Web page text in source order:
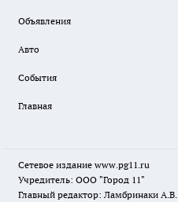
Объявления
Авто
События
Главная
Сетевое издание www.pg11.ru
Учредитель: ООО "Город 11"
Главный редактор: Ламбринаки А.В.